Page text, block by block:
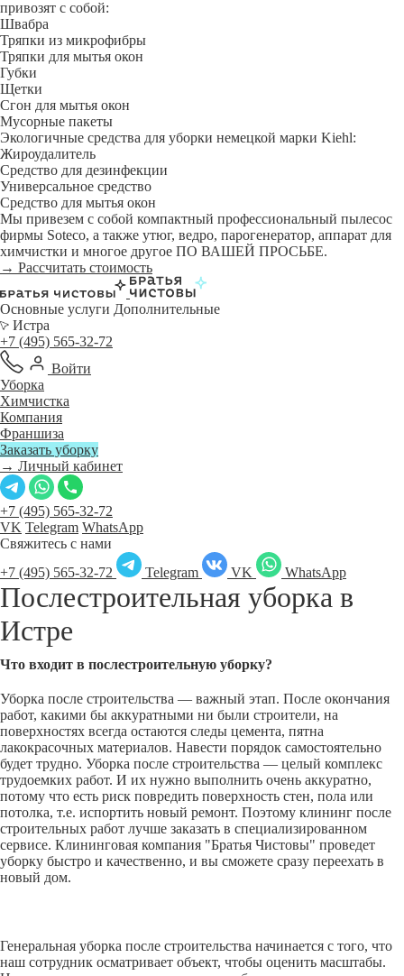
привозят с собой:
Швабра
Тряпки из микрофибры
Тряпки для мытья окон
Губки
Щетки
Сгон для мытья окон
Мусорные пакеты
Экологичные средства для уборки немецкой марки Kiehl:
Жироудалитель
Средство для дезинфекции
Универсальное средство
Средство для мытья окон
Мы привезем с собой компактный профессиональный пылесос
фирмы Soteco, а также утюг, ведро, парогенератор, аппарат для
химчистки и многое другое ПО ВАШЕЙ ПРОСЬБЕ.
→ Рассчитать стоимость
Основные услуги Дополнительные
Истра
+7 (495) 565-32-72
Войти
Уборка
Химчистка
Компания
Франшиза
Заказать уборку
→ Личный кабинет
+7 (495) 565-32-72
VK Telegram WhatsApp
Свяжитесь с нами
+7 (495) 565-32-72
Telegram VK WhatsApp
Послестроительная уборка в
Истре
Что входит в послестроительную уборку?
Уборка после строительства — важный этап. После окончания
работ, какими бы аккуратными ни были строители, на
поверхностях всегда остаются следы цемента, пятна
лакокрасочных материалов. Навести порядок самостоятельно
будет трудно. Уборка после строительства — целый комплекс
трудоемких работ. И их нужно выполнить очень аккуратно,
потому что есть риск повредить поверхность стен, пола или
потолка, т.е. испортить новый ремонт. Поэтому клининг после
строительных работ лучше заказать в специализированном
сервисе. Клининговая компания "Братья Чистовы" проведет
уборку быстро и качественно, и вы сможете сразу переехать в
новый дом.
Генеральная уборка после строительства начинается с того, что
наш сотрудник осматривает объект, чтобы оценить масштабы.